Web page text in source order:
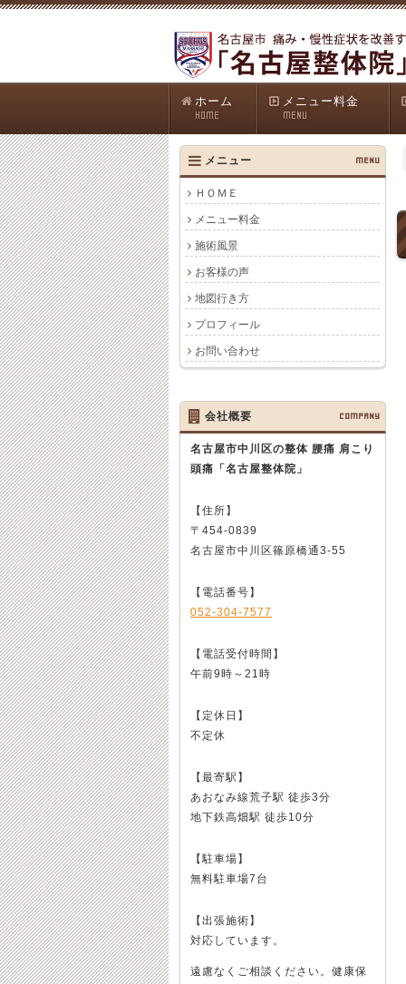
ホーム
HOME
メニュー料金
MENU
メニュー MENU
ＨＯＭＥ
メニュー料金
施術風景
お客様の声
地図行き方
プロフィール
お問い合わせ
会社概要 COMPANY
名古屋市中川区の整体 腰痛 肩こり
頭痛 「名古屋整体院」
【住所】
〒454-0839
名古屋市中川区篠原橋通3-55
【電話番号】
052-304-7577
【電話受付時間】
午前9時～21時
【定休日】
不定休
【最寄駅】
あおなみ線荒子駅 徒歩3分
地下鉄高畑駅 徒歩10分
【駐車場】
無料駐車場7台
【出張施術】
対応しています。
遠慮なくご相談ください。健康保